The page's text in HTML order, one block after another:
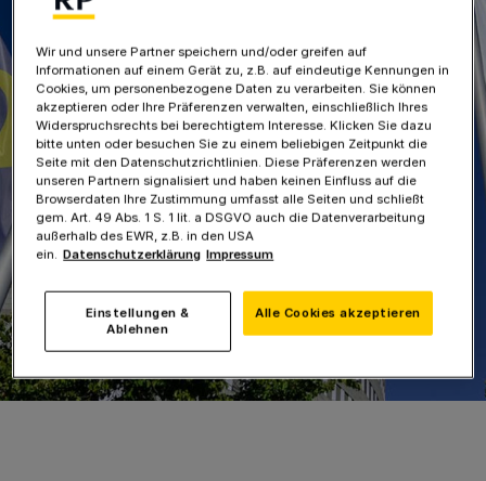
Wir und unsere Partner speichern und/oder greifen auf
Informationen auf einem Gerät zu, z.B. auf eindeutige Kennungen in
Cookies, um personenbezogene Daten zu verarbeiten. Sie können
akzeptieren oder Ihre Präferenzen verwalten, einschließlich Ihres
Widerspruchsrechts bei berechtigtem Interesse. Klicken Sie dazu
bitte unten oder besuchen Sie zu einem beliebigen Zeitpunkt die
Seite mit den Datenschutzrichtlinien. Diese Präferenzen werden
unseren Partnern signalisiert und haben keinen Einfluss auf die
Browserdaten Ihre Zustimmung umfasst alle Seiten und schließt
gem. Art. 49 Abs. 1 S. 1 lit. a DSGVO auch die Datenverarbeitung
außerhalb des EWR, z.B. in den USA
ein. Datenschutzerklärung Impressum
Einstellungen &
Ablehnen
Alle Cookies akzeptieren